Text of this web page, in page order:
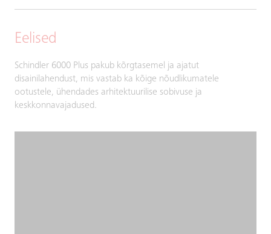
Eelised
Schindler 6000 Plus pakub kõrgtasemel ja ajatut
disainilahendust, mis vastab ka kõige nõudlikumatele
ootustele, ühendades arhitektuurilise sobivuse ja
keskkonnavajadused.